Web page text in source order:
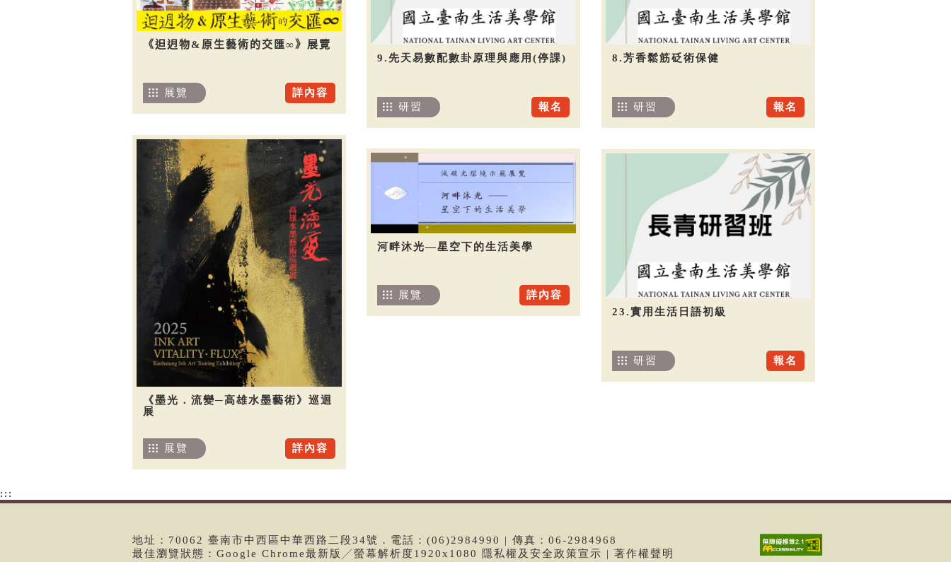
《𨑨迌物&原生藝術的交匯∞》展覽
詳內容
展覽
9.先天易數配數卦原理與應用(停課)
報名
研習
8.芳香鬆筋砭術保健
報名
研習
《墨光．流變─高雄水墨藝術》巡迴
展
詳內容
展覽
河畔沐光—星空下的生活美學
詳內容
展覽
23.實用生活日語初級
報名
研習
:::
地址：70062 臺南市中西區中華西路二段34號．電話：(06)2984990 | 傳真：06-2984968
最佳瀏覽狀態：Google Chrome最新版╱螢幕解析度1920x1080 隱私權及安全政策宣示 | 著作權聲明